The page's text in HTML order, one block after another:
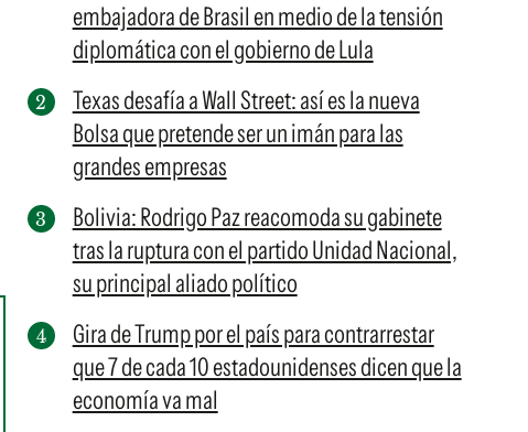
embajadora de Brasil en medio de la tensión
diplomática con el gobierno de Lula
Texas desafía a Wall Street: así es la nueva
Bolsa que pretende ser un imán para las
grandes empresas
Bolivia: Rodrigo Paz reacomoda su gabinete
tras la ruptura con el partido Unidad Nacional,
su principal aliado político
Gira de Trump por el país para contrarrestar
que 7 de cada 10 estadounidenses dicen que la
economía va mal